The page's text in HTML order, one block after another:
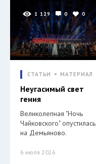
1 129 0 0
СТАТЬИ МАТЕРИАЛ
Неугасимый свет
гения
Великолепная "Ночь
Чайковского" опустилась
на Демьяново.
6 июля 2026